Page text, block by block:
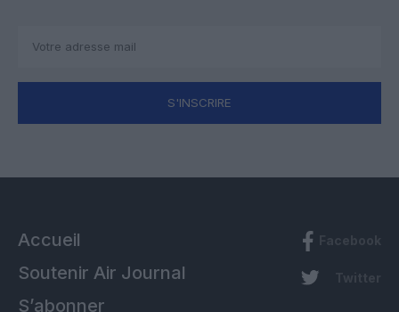
S'INSCRIRE
Accueil
Soutenir Air Journal
S’abonner